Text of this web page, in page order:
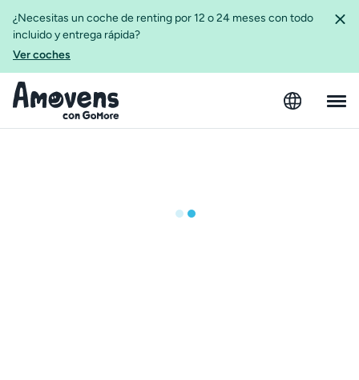
¿Necesitas un coche de renting por 12 o 24 meses con todo
incluido y entrega rápida?
Ver coches